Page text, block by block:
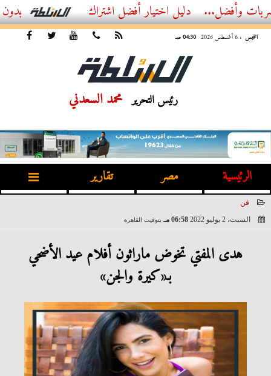
أفضل اشتراك IPTV بدون تقطيع 2026 – دليل المشاهد العصري
الخميس ، 6 أغسطس 2026 04:30 صـ
رئيس التحرير محمد السعدني
الرئيسية مصر تقارير
فن
السبت، 2 يوليو 2022
06:58 مـ بتوقيت القاهرة
هدى المفتي تخوض ماراثون أفلام عيد الأضحي
بـ«كيرة والجن»